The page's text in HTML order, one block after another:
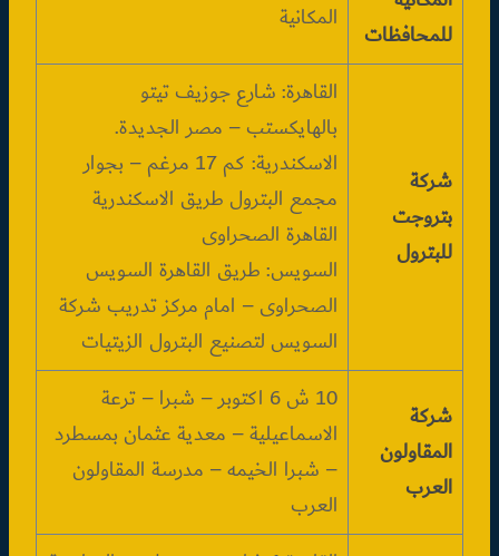
للمحافظات
المكانية
شركة
بتروجت
للبترول
القاهرة: شارع جوزيف تيتو
بالهايكستب – مصر الجديدة.
الاسكندرية: كم 17 مرغم – بجوار
مجمع البترول طريق الاسكندرية
القاهرة الصحراوى
السويس: طريق القاهرة السويس
الصحراوى – امام مركز تدريب شركة
السويس لتصنيع البترول الزيتيات
شركة
المقاولون
العرب
10 ش 6 اكتوبر – شبرا – ترعة
الاسماعيلية – معدية عثمان بمسطرد
– شبرا الخيمه – مدرسة المقاولون
العرب